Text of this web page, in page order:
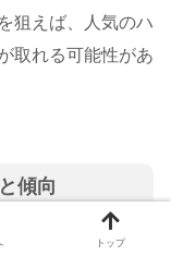
狙えば、人気のハ
取れる可能性があ
傾向
トップ